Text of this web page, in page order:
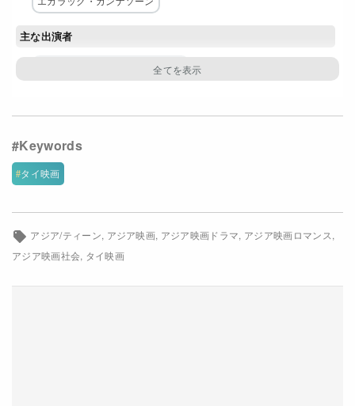
閉じる
主な出演者
ティティ・マハーヨーターラック
スミッター・ドゥアンゲーオ
ウクリット・ウィリーブロード・ドンガブリエル
ワチャラ・ナ・ラノーン マノプ・ミージャムラット
配給
タイ映画
アジア/ティーン アジア映画 アジア映画ドラマ アジア映画ロマンス
アジア映画社会 タイ映画